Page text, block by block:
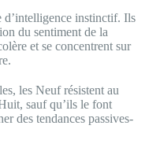
instinctif. Ils
du sentiment de la
et se concentrent sur
les Neuf résistent au
sauf qu’ils le font
des tendances passives-